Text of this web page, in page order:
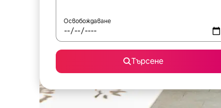
Освобождаване
Търсене